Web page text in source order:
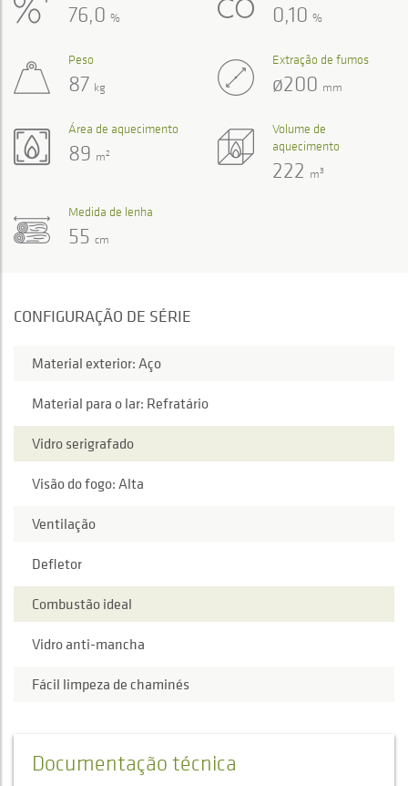
76,0 % 0,10 %
Volume de
aquecimento
222 m3
Área de aquecimento
89 m2
Peso
87 kg
Extração de fumos
ø200 mm
Medida de lenha
55 cm
CONFIGURAÇÃO DE SÉRIE
Material exterior: Aço
Material para o lar: Refratário
Vidro serigrafado
Visão do fogo: Alta
Ventilação
Defletor
Combustão ideal
Vidro anti-mancha
Fácil limpeza de chaminés
Documentação técnica